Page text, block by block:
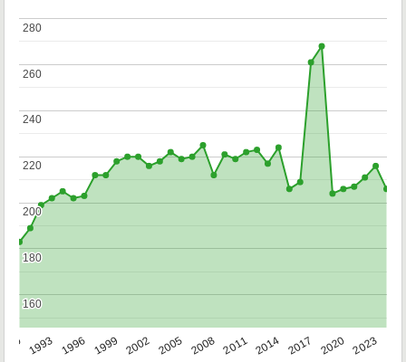
1993 1996 1999 2002 2005 2008 2011 2014 2017 2020 2023
160
160
180
180
200
200
220
220
240
240
260
260
280
280